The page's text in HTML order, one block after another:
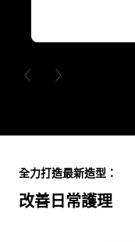
PREVIOUS CARD
NEXT CARD
改善日常護理
全力打造最新造型：